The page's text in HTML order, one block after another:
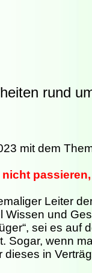
rund
mit dem
Leiter
Wissen und
sei es auf
Sogar, wenn
in